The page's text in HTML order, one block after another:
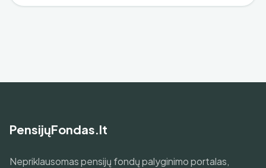
PensijųFondas.lt
Nepriklausomas pensijų fondų palyginimo portalas,